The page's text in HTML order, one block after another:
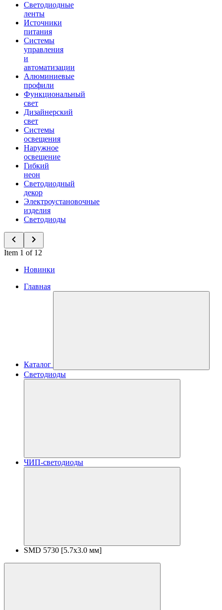
Светодиодные
ленты
Источники
питания
Системы
управления
и
автоматизации
Алюминиевые
профили
Функциональный
свет
Дизайнерский
свет
Системы
освещения
Наружное
освещение
Гибкий
неон
Светодиодный
декор
Электроустановочные
изделия
Светодиоды
Item 1 of 12
Новинки
Главная
Каталог
Светодиоды
ЧИП-светодиоды
SMD 5730 [5.7х3.0 мм]